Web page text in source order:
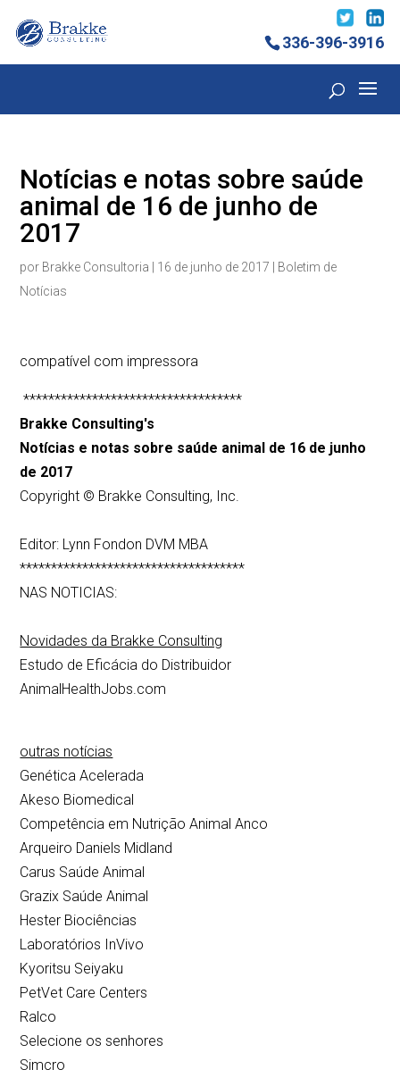
336-396-3916
Notícias e notas sobre saúde
animal de 16 de junho de
2017
por Brakke Consultoria 16 de junho de 2017
Boletim de
Notícias
compatível com impressora
***********************************
Brakke Consulting's
Notícias e notas sobre saúde animal de 16 de junho
de 2017
Copyright © Brakke Consulting, Inc.
Editor: Lynn Fondon DVM MBA
************************************
NAS NOTICIAS:
Novidades da Brakke Consulting
Estudo de Eficácia do Distribuidor
AnimalHealthJobs.com
outras notícias
Genética Acelerada
Akeso Biomedical
Competência em Nutrição Animal Anco
Arqueiro Daniels Midland
Carus Saúde Animal
Grazix Saúde Animal
Hester Biociências
Laboratórios InVivo
Kyoritsu Seiyaku
PetVet Care Centers
Ralco
Selecione os senhores
Simcro